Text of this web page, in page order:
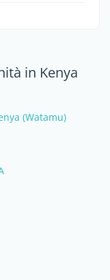
in Kenya
(Watamu)